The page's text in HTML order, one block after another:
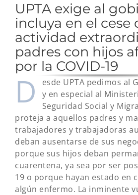
UPTA exige al
incluya en el cese
actividad
padres con hijos
por la COVID-19
D
esde UPTA pedimos al
y en especial al
Seguridad Social y
proteja a aquellos padres y
trabajadores y trabajadoras
deban ausentarse de sus
porque sus hijos deban
cuarentena, ya sea por ser
19 o porque hayan estado en
algún enfermo. La inminente